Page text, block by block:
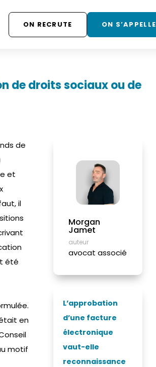
ON RECRUTE ON S’APPELLE
de droits sociaux ou de
de
et
il
été
en
motif
Morgan
Jamet
auteur
avocat associé
L’approbation
d’une facture
électronique
vaut-elle
reconnaissance